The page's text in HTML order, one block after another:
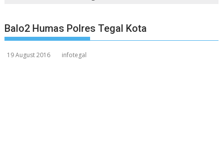
Balo2 Humas Polres Tegal Kota
19 August 2016 infotegal